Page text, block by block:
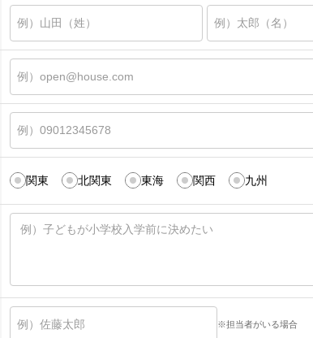
関東 北関東 東海 関西 九州
※担当者がいる場合